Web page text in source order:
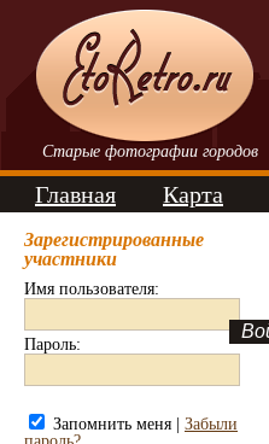
Старые фотографии городов
Главная Карта
Зарегистрированные
участники
Имя пользователя:
Пароль:
Запомнить меня | Забыли